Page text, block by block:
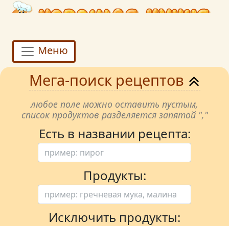
Меню
Мега-поиск рецептов
любое поле можно оставить пустым,
список продуктов разделяется запятой ","
Есть в названии рецепта:
Продукты:
Исключить продукты: